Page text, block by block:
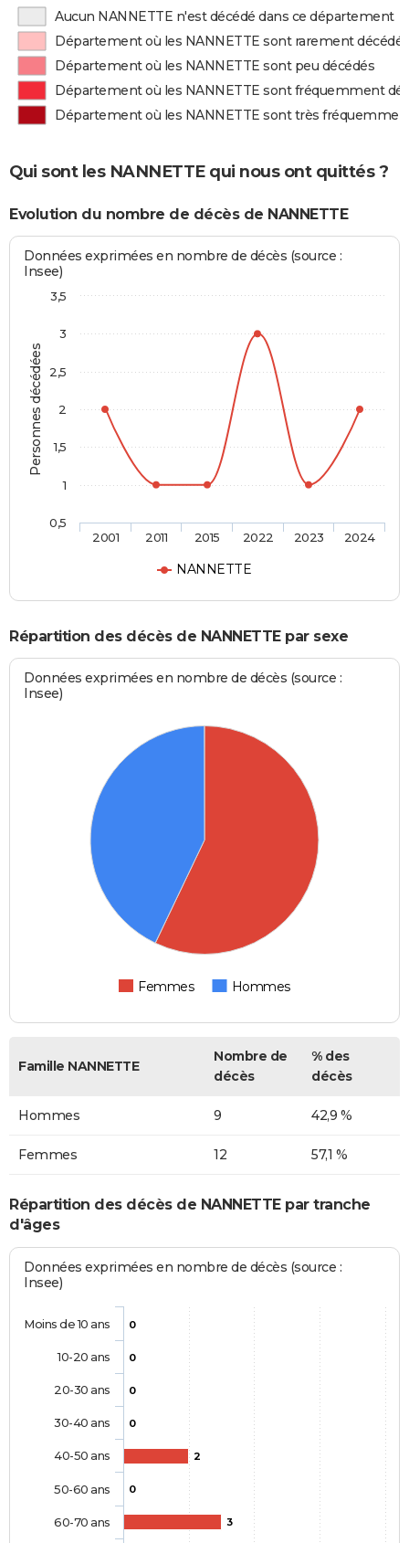
Aucun NANNETTE n'est décédé dans ce département
Département où les NANNETTE sont rarement décédés
Département où les NANNETTE sont peu décédés
Département où les NANNETTE sont fréquemment
Département où les NANNETTE sont très
Qui sont les NANNETTE qui nous ont quittés ?
Evolution du nombre de décès de NANNETTE
Personnes décédées
Données exprimées en nombre de décès (source :
Insee)
NANNETTE
2001 2011 2015 2022 2023 2024
0,5
1
1,5
2
2,5
3
3,5
Répartition des décès de NANNETTE par sexe
Données exprimées en nombre de décès (source :
Insee)
Femmes Hommes
Famille NANNETTE
Nombre de
décès
% des
décès
Hommes 9 42,9 %
Femmes 12 57,1 %
Répartition des décès de NANNETTE par tranche
d'âges
Données exprimées en nombre de décès (source :
Insee)
0
0
0
0
2
0
3
Moins de 10 ans
10-20 ans
20-30 ans
30-40 ans
40-50 ans
50-60 ans
60-70 ans